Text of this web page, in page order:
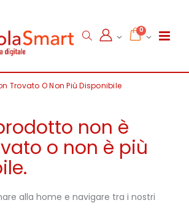
0
Trovato O Non Più Disponibile
non è
o non è più
alla home e navigare tra i nostri